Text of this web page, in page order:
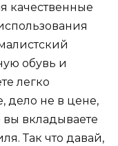
качественные
обувь и
легко
дело не в цене,
вы вкладываете
Так что давай,